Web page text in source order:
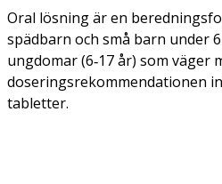
Oral lösning är en
spädbarn och små barn under
ungdomar (6‑17 år) som väger
doseringsrekommendationen
tabletter.